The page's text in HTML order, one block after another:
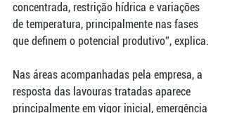
concentrada, restrição hídrica e variações
de temperatura, principalmente nas fases
que definem o potencial produtivo”, explica.
Nas áreas acompanhadas pela empresa, a
resposta das lavouras tratadas aparece
principalmente em vigor inicial, emergência